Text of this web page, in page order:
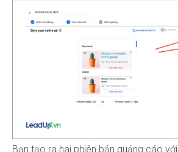
Bạn tạo ra hai phiên bản quảng cáo